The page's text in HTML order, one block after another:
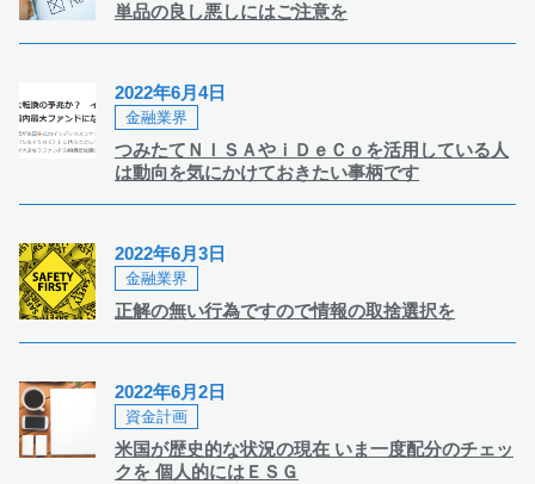
単品の良し悪しにはご注意を
つみたてＮＩＳＡやｉＤｅＣｏを活用している人
は動向を気にかけておきたい事柄です
金融業界
2022年6月4日
正解の無い行為ですので情報の取捨選択を
金融業界
2022年6月3日
米国が歴史的な状況の現在 いま一度配分のチェッ
クを 個人的にはＥＳＧ
資金計画
2022年6月2日